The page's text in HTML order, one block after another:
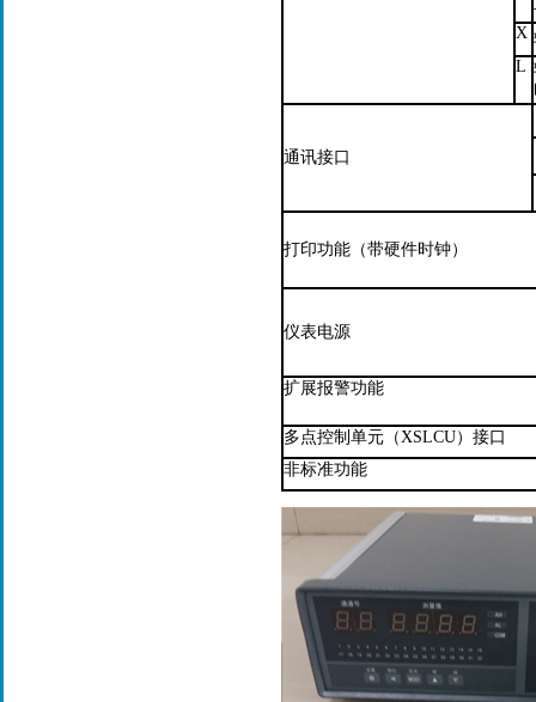
X
L
通讯接口
打印功能（带硬件时钟）
仪表电源
扩展报警功能
多点控制单元（XSLCU）接口
非标准功能